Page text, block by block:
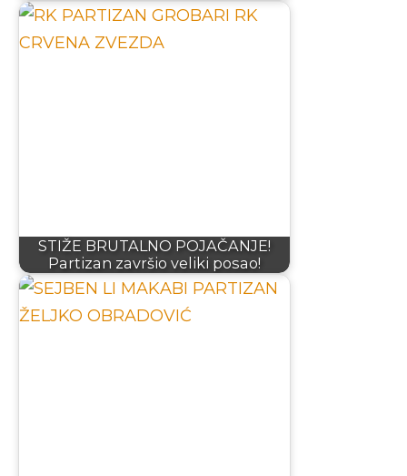
STIŽE BRUTALNO POJAČANJE!
Partizan završio veliki posao!